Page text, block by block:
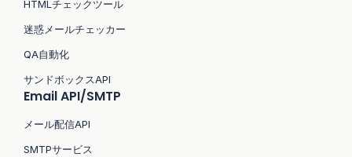
HTMLチェックツール
迷惑メールチェッカー
QA自動化
サンドボックスAPI
Email API/SMTP
メール配信API
SMTPサービス